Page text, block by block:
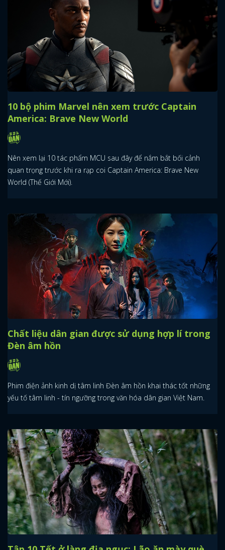
10 bộ phim Marvel nên xem trước Captain
America: Brave New World
Nên xem lại 10 tác phẩm MCU sau đây để nắm bắt bối cảnh
quan trọng trước khi ra rạp coi Captain America: Brave New
World (Thế Giới Mới).
Chất liệu dân gian được sử dụng hợp lí trong
Đèn âm hồn
Phim điện ảnh kinh dị tâm linh Đèn âm hồn khai thác tốt những
yếu tố tâm linh - tín ngưỡng trong văn hóa dân gian Việt Nam.